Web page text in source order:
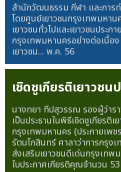
สำนักวัฒนธรรม กีฬา และการ
โดยศูนย์เยาวชนกรุงเทพมหา
เยาวชนทั่วไปและเยาวชนประ
กรุงเทพมหานครอย่างต่อเนื่อ
เยาวชน... พ.ค. 56
เชิดชูเกียรติเยาวชน
นางทยา ทีปสุวรรณ รองผู้ว่าร
เป็นประธานในพิธีเชิดชูเกียรติเ
กรุงเทพมหานคร (ประกายเพ
รัตนโกสินทร์ ศาลาว่าการกรุง
ส่งเสริมเยาวชนดีเด่นกรุงเท
ใบประกาศเกียรติคุณจำนวน